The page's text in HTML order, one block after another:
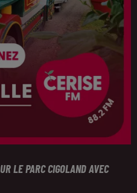
LE PARC CIGOLAND AVEC